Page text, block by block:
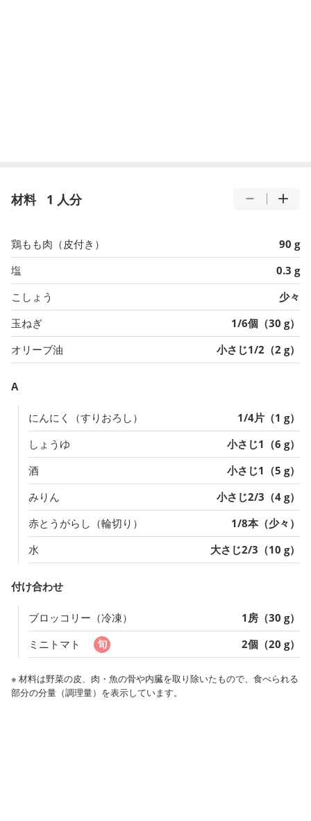
材料 1 人分
鶏もも肉（皮付き）
90 g
塩
0.3 g
こしょう
少々
玉ねぎ
1/6個（30 g）
オリーブ油
小さじ1/2（2 g）
A
にんにく（すりおろし）
1/4片（1 g）
しょうゆ
小さじ1（6 g）
酒
小さじ1（5 g）
みりん
小さじ2/3（4 g）
赤とうがらし（輪切り）
1/8本（少々）
水
大さじ2/3（10 g）
付け合わせ
ブロッコリー（冷凍）
1房（30 g）
ミニトマト
2個（20 g）
※ 材料は野菜の皮、肉・魚の骨や内臓を取り除いたもので、食べられる
部分の分量（調理量）を表示しています。